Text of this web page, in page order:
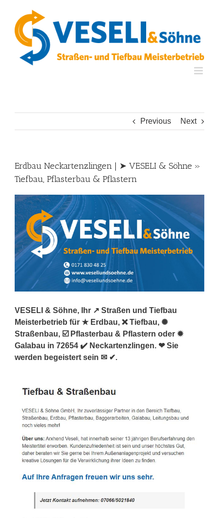
content
Previous Next
Erdbau Neckartenzlingen | ➤ VESELI & Söhne »
Tiefbau, Pflasterbau & Pflastern
VESELI & Söhne, Ihr ↗️ Straßen und Tiefbau
Meisterbetrieb für ★ Erdbau, ❌ Tiefbau, ✺
Straßenbau, ☑️ Pflasterbau & Pflastern oder ✹
Galabau in 72654 ✔️ Neckartenzlingen. ❤ Sie
werden begeistert sein ✉ ✔.